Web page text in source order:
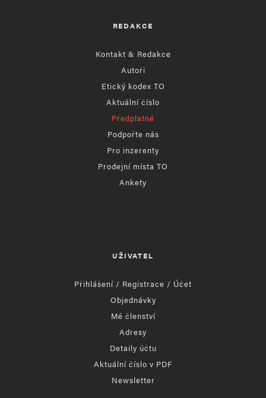
REDAKCE
Kontakt & Redakce
Autoři
Etický kodex TO
Aktuální číslo
Předplatné
Podpořte nás
Pro inzerenty
Prodejní místa TO
Ankety
UŽIVATEL
Přihlášení / Registrace / Účet
Objednávky
Mé členství
Adresy
Detaily účtu
Aktuální číslo v PDF
Newsletter